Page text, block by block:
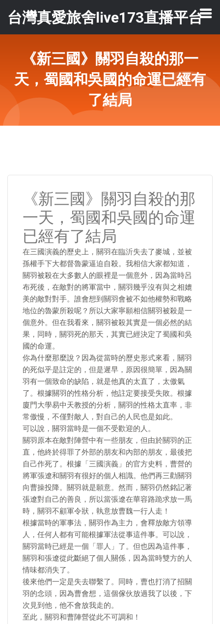
台灣真愛旅舍live173直播平台
《新三國》關羽自殺的那一
天，蜀國和吳國的命運已經有
了結局
《新三國》關羽自殺的那
一天，蜀國和吳國的命運
已經有了結局
在三國演義的歷史上，關羽在臨沂失去了麥城，並被
孫權手下大都督魯蒙逼迫自殺。我相信大家都知道，
關羽被殺在大多數人的眼裡是一個意外，因為當時呂
布死後，在敵對的將軍當中，關羽幾乎沒有與之相媲
美的敵對對手。誰會想到關羽會被不如他權勢和戰略
地位的魯蒙所殺呢？所以大家寧願相信關羽被殺是一
個意外。但在我看來，關羽被殺其實是一個必然的結
果，同時，關羽死的那天，其實已經決定了蜀國和吳
國的命運。
你為什麼那麼說？因為從當時的歷史形式來看，關羽
的死似乎是註定的，但是遲早，原因很簡單，因為關
羽有一個致命的缺陷，就是他真的太直了，太傲氣
了。根據關羽的性格分析，他註定要接受失敗。根據
廈門大學易中天教授的分析，關羽的性格太直率，非
常傲慢，不僅對敵人，對自己的人民也是如此。
可以說，關羽當時是一個不受歡迎的人。
關羽原本在敵對陣營中有一些朋友，但由於關羽的正
直，他終於得罪了外部的朋友和內部的朋友，最後把
自己作死了。根據「三國演義」的官方史料，曹營的
將軍張遼和關羽有很好的個人相識。他們再三勸關羽
向曹操投降。關羽就是願意。然而，關羽仍然銘記著
張遼對自己的善良，所以當張遼在華容路跪求放一馬
時，關羽不顧軍令狀，執意放曹魏一行人走！
根據當時的軍事法，關羽作為主力，會釋放敵方領導
人，任何人都有可能根據軍法從事這件事。可以說，
關羽當時已經是一個「罪人」了。但也因為這件事，
關羽和張遼從此斷絕了個人關係，因為當時雙方的人
情味都消失了。
後來他們一定是失去聯繫了。同時，曹也打消了招關
羽的念頭，因為曹會想，這個傢伙放過我了以後，下
次見到他，他不會放我走的。
至此，關羽和曹陣營從此不可調和！